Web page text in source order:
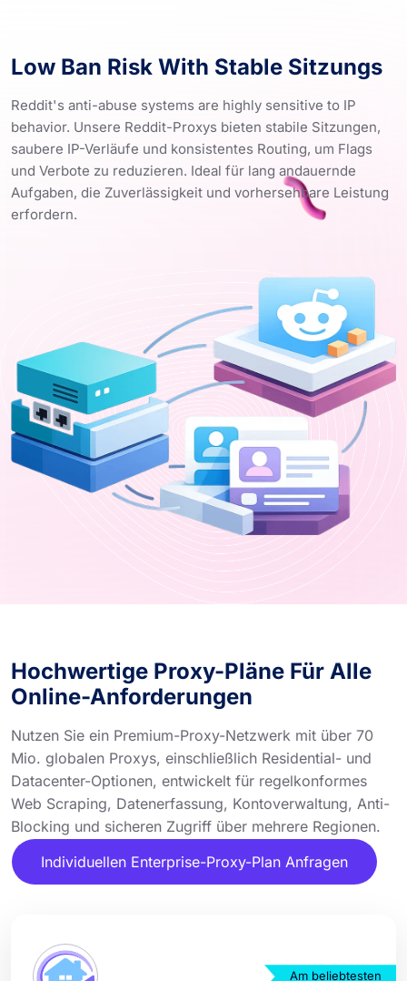
Low Ban Risk With Stable Sitzungs
Reddit's anti-abuse systems are highly sensitive to IP
behavior. Unsere Reddit-Proxys bieten stabile Sitzungen,
saubere IP-Verläufe und konsistentes Routing, um Flags
und Verbote zu reduzieren. Ideal für lang andauernde
Aufgaben, die Zuverlässigkeit und vorhersehbare Leistung
erfordern.
Hochwertige Proxy-Pläne Für Alle
Online-Anforderungen
Nutzen Sie ein Premium-Proxy-Netzwerk mit über 70
Mio. globalen Proxys, einschließlich Residential- und
Datacenter-Optionen, entwickelt für regelkonformes
Web Scraping, Datenerfassung, Kontoverwaltung, Anti-
Blocking und sicheren Zugriff über mehrere Regionen.
Individuellen Enterprise-Proxy-Plan Anfragen
Am beliebtesten